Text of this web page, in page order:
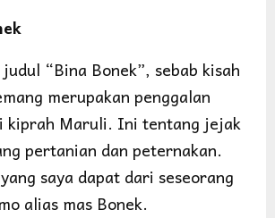
“Bina Bonek”, sebab kisah
merupakan penggalan
kiprah Maruli. Ini tentang jejak
pertanian dan peternakan.
saya dapat dari seseorang
alias mas Bonek.